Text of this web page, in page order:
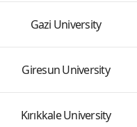
Gazi University
Giresun University
Kırıkkale University